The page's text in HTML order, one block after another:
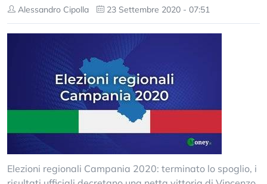
Alessandro Cipolla 23 Settembre 2020 - 07:51
Elezioni regionali Campania 2020: terminato lo spoglio, i